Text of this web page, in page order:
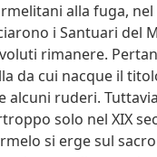
alla fuga,
i Santuari del
rimanere.
da cui nacque il
ruderi.
solo nel XIX
si erge sul